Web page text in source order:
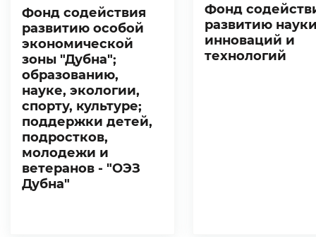
Фонд содействия
развитию особой
экономической
зоны "Дубна";
образованию,
науке, экологии,
спорту, культуре;
поддержки детей,
подростков,
молодежи и
ветеранов - "ОЭЗ
Дубна"
Фонд
развитию
инноваций и
технологий